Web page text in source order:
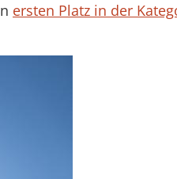
ersten Platz in der